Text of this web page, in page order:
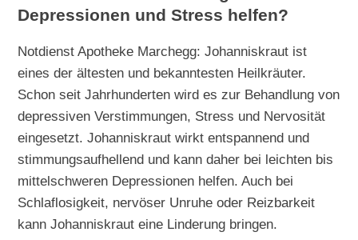
Depressionen und Stress helfen?
Notdienst Apotheke Marchegg: Johanniskraut ist
eines der ältesten und bekanntesten Heilkräuter.
Schon seit Jahrhunderten wird es zur Behandlung von
depressiven Verstimmungen, Stress und Nervosität
eingesetzt. Johanniskraut wirkt entspannend und
stimmungsaufhellend und kann daher bei leichten bis
mittelschweren Depressionen helfen. Auch bei
Schlaflosigkeit, nervöser Unruhe oder Reizbarkeit
kann Johanniskraut eine Linderung bringen.